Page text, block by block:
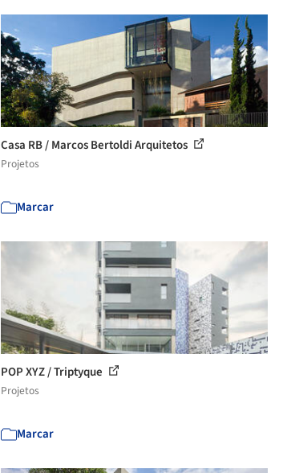
Casa RB / Marcos Bertoldi Arquitetos
Projetos
Marcar
POP XYZ / Triptyque
Projetos
Marcar